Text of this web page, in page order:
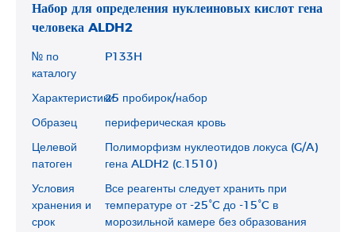
Набор для определения нуклеиновых кислот гена
человека ALDH2
№ по
каталогу
P133H
Характеристики25 пробирок/набор
Образец периферическая кровь
Целевой
патоген
Полиморфизм нуклеотидов локуса (G/A)
гена ALDH2 (c.1510)
Условия
хранения и
срок
Все реагенты следует хранить при
температуре от -25°C до -15°C в
морозильной камере без образования